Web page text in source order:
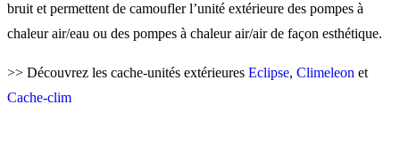
bruit et permettent de camoufler l’unité extérieure des pompes à
chaleur air/eau ou des pompes à chaleur air/airde façon esthétique.
>> Découvrez les cache-unités extérieures Eclipse, Climeleon et
Cache-clim